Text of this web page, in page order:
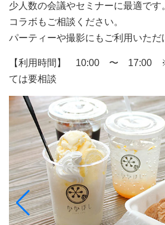
少人数の会議やセミナーに最適で
コラボもご相談ください。
パーティーや撮影にもご利用いただ
【利用時間】 10:00 〜 17:00 ※
ては要相談